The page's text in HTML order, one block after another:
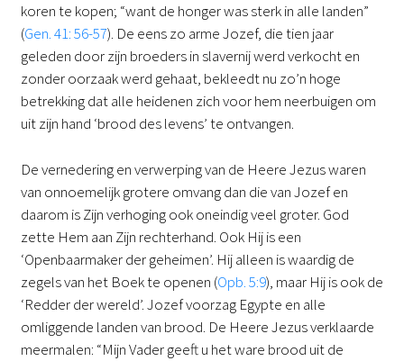
koren te kopen; “want de honger was sterk in alle landen”
(Gen. 41: 56-57). De eens zo arme Jozef, die tien jaar
geleden door zijn broeders in slavernij werd verkocht en
zonder oorzaak werd gehaat, bekleedt nu zo’n hoge
betrekking dat alle heidenen zich voor hem neerbuigen om
uit zijn hand ‘brood des levens’ te ontvangen.
De vernedering en verwerping van de Heere Jezus waren
van onnoemelijk grotere omvang dan die van Jozef en
daarom is Zijn verhoging ook oneindig veel groter. God
zette Hem aan Zijn rechterhand. Ook Hij is een
‘Openbaarmaker der geheimen’. Hij alleen is waardig de
zegels van het Boek te openen (Opb. 5:9), maar Hij is ook de
‘Redder der wereld’. Jozef voorzag Egypte en alle
omliggende landen van brood. De Heere Jezus verklaarde
meermalen: “Mijn Vader geeft u het ware brood uit de